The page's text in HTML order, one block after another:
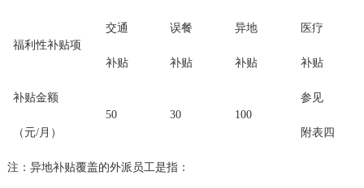
福利性补贴项
交通
补贴
误餐
补贴
异地
补贴
医疗
补贴
补贴金额
（元/月）
50 30 100
参见
附表四
注：异地补贴覆盖的外派员工是指：